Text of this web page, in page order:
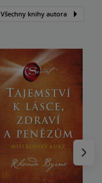
Všechny knihy autora